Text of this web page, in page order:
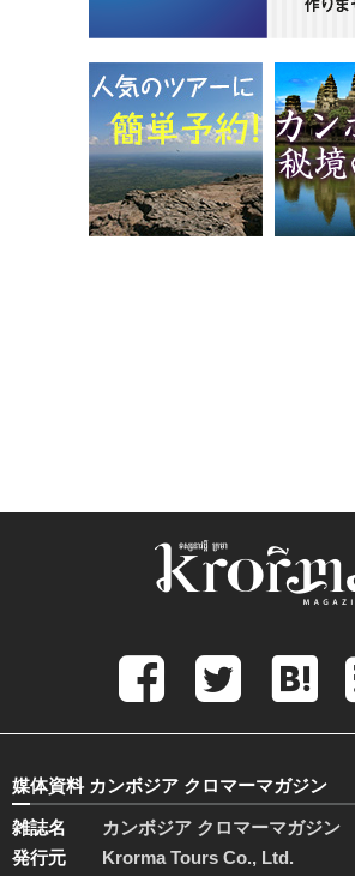
媒体資料 カンボジア クロマーマガジン
雑誌名
カンボジア クロマーマガジン
発行元
Krorma Tours Co., Ltd.